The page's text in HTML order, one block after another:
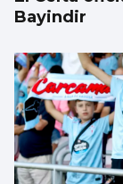
Bayindir